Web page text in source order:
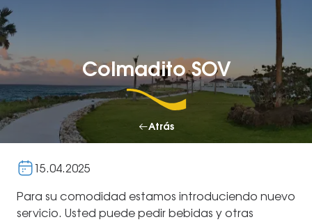
Colmadito SOV
Atrás
15.04.2025
Para su comodidad estamos introduciendo nuevo
servicio. Usted puede pedir bebidas y otras